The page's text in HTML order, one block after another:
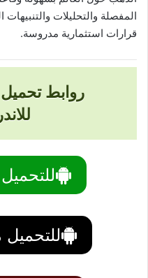
المفصلة والتحليلات
قرارات استثمارية مدروسة.